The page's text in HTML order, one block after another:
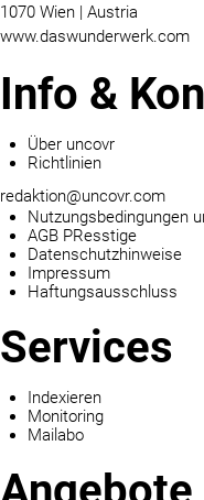
1070 Wien | Austria
www.daswunderwerk.com
Info &
Über uncovr
Richtlinien
redaktion@uncovr.com
Nutzungsbedingungen
AGB PResstige
Datenschutzhinweise
Impressum
Haftungsausschluss
Services
Indexieren
Monitoring
Mailabo